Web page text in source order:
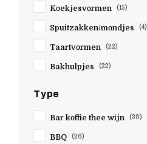
Pulltex
Koekjesvormen (15)
Spuitzakken/mondjes (4)
Taartvormen (22)
Bakhulpjes (22)
Type
Bar koffie thee wijn (39)
BBQ (26)